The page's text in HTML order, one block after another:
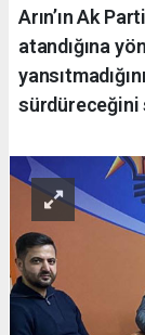
Arın’ın Ak
atandığına
sürdüreceğini